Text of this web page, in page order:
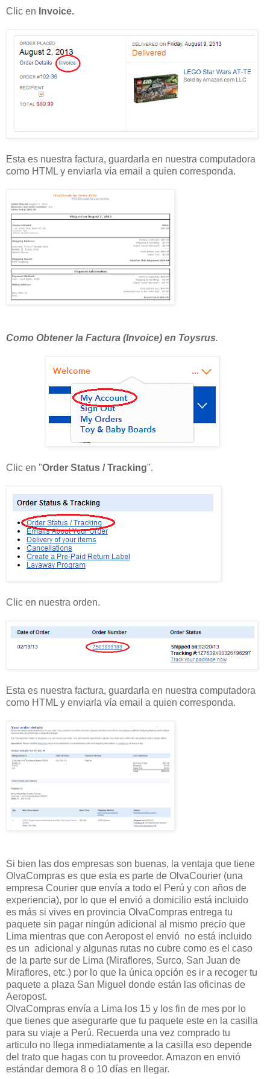
Clic en Invoice.
Esta es nuestra factura, guardarla en nuestra computadora
como HTML y enviarla vía email a quien corresponda.
Como Obtener la Factura (Invoice) en Toysrus.
Clic en "Order Status / Tracking".
Clic en nuestra orden.
Esta es nuestra factura, guardarla en nuestra computadora
como HTML y enviarla vía email a quien corresponda.
Si bien las dos empresas son buenas, la ventaja que tiene
OlvaCompras es que esta es parte de OlvaCourier (una
empresa Courier que envía a todo el Perú y con años de
experiencia), por lo que el envió a domicilio está incluido
es más si vives en provincia OlvaCompras entrega tu
paquete sin pagar ningún adicional al mismo precio que
Lima mientras que con Aeropost el envió no está incluido
es un adicional y algunas rutas no cubre como es el caso
de la parte sur de Lima (Miraflores, Surco, San Juan de
Miraflores, etc.) por lo que la única opción es ir a recoger tu
paquete a plaza San Miguel donde están las oficinas de
Aeropost.
OlvaCompras envía a Lima los 15 y los fin de mes por lo
que tienes que asegurarte que tu paquete este en la casilla
para su viaje a Perú. Recuerda una vez comprado tu
articulo no llega inmediatamente a la casilla eso depende
del trato que hagas con tu proveedor. Amazon en envió
estándar demora 8 o 10 días en llegar.